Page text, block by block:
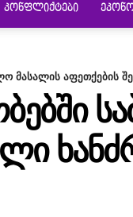
ᲙᲝᲜᲤᲚᲘᲥᲢᲔᲑᲘ
მასალის აფეთქების